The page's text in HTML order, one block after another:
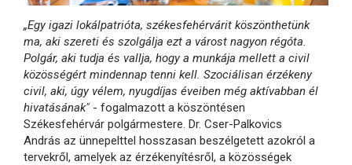
„Egy igazi lokálpatrióta, székesfehérvárit köszönthetünk
ma, aki szereti és szolgálja ezt a várost nagyon régóta.
Polgár, aki tudja és vallja, hogy a munkája mellett a civil
közösségért mindennap tenni kell. Szociálisan érzékeny
civil, aki, úgy vélem, nyugdíjas éveiben még aktívabban él
hivatásának" - fogalmazott a köszöntésen
Székesfehérvár polgármestere. Dr. Cser-Palkovics
András az ünnepelttel hosszasan beszélgetett azokról a
tervekről, amelyek az érzékenyítésről, a közösségek